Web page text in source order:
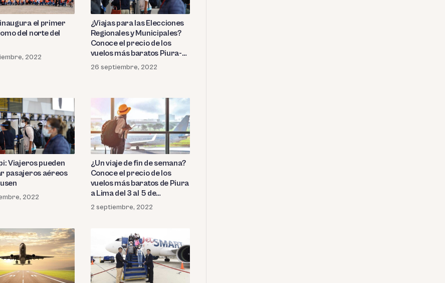
inaugura el primer
del norte del
2022
¿Viajas para las Elecciones
Regionales y Municipales?
Conoce el precio de los
vuelos más baratos Piura-
Lima y Lima-Piura
26 septiembre, 2022
Viajeros pueden
pasajeros aéreos
2022
¿Un viaje de fin de semana?
Conoce el precio de los
vuelos más baratos de Piura
a Lima del 3 al 5 de
setiembre
2 septiembre, 2022